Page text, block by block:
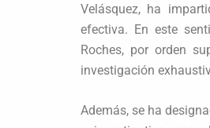
Velásquez, ha
efectiva. En este
Roches, por orden
investigación
Además, se ha